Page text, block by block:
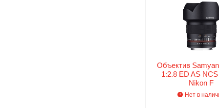
Объектив
1:2.8 ED AS
Nikon F
Нет в